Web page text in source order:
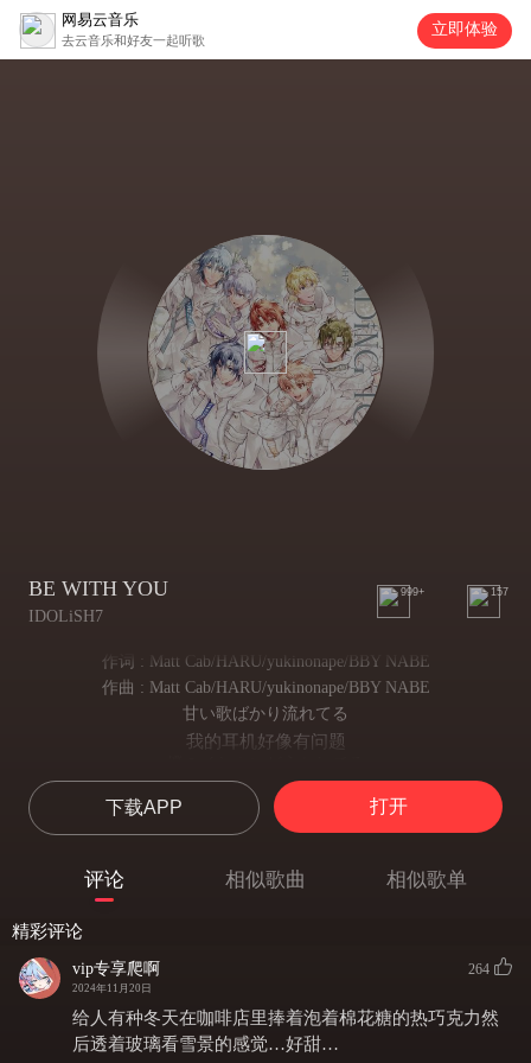
网易云音乐
去云音乐和好友一起听歌
立即体验
BE WITH YOU
IDOLiSH7
999+ 157
作词 : Matt Cab/HARU/yukinonape/BBY NABE
作曲 : Matt Cab/HARU/yukinonape/BBY NABE
甘い歌ばかり流れてる
我的耳机好像有问题
一直在播放着甜美的歌曲
二人の距離考えるたび
每当想到我们间的距离
就开始搞不懂了
だってだって こんなに僕は頑張ってるのに
君って本当何もわかってないね
你是真的什么都不懂啊
下载APP 打开
评论 相似歌曲 相似歌单
精彩评论
vip专享爬啊
2024年11月20日
264
给人有种冬天在咖啡店里捧着泡着棉花糖的热巧克力然
后透着玻璃看雪景的感觉…好甜…